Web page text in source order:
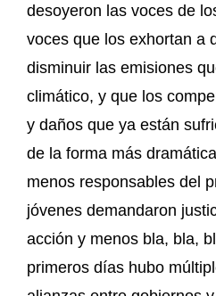
desoyeron las voces de
voces que los exhortan a
disminuir las emisiones
climático, y que los
y daños que ya están
de la forma más
menos responsables del
jóvenes demandaron
acción y menos bla, bla,
primeros días hubo